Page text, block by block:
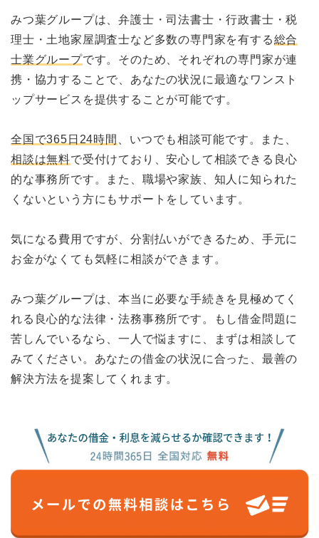
みつ葉グループは、弁護士・司法書士・行政書士・税
理士・土地家屋調査士など多数の専門家を有する総合
士業グループです。そのため、それぞれの専門家が連
携・協力することで、あなたの状況に最適なワンスト
ップサービスを提供することが可能です。
全国で365日24時間
、いつでも相談可能です。また、
相談は無料で受付けており、安心して相談できる良心
的な事務所です。また、職場や家族、知人に知られた
くないという方にもサポートをしています。
気になる費用ですが、分割払いができるため、手元に
お金がなくても気軽に相談ができます。
みつ葉グループは、本当に必要な手続きを見極めてく
れる良心的な法律・法務事務所です。もし借金問題に
苦しんでいるなら、一人で悩ますに、まずは相談して
みてください。あなたの借金の状況に合った、最善の
解決方法を提案してくれます。